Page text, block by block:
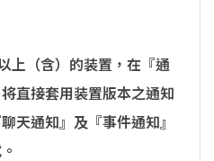
上（含）的装置，在『通
直接套用装置版本之通知
天通知』及『事件通知』